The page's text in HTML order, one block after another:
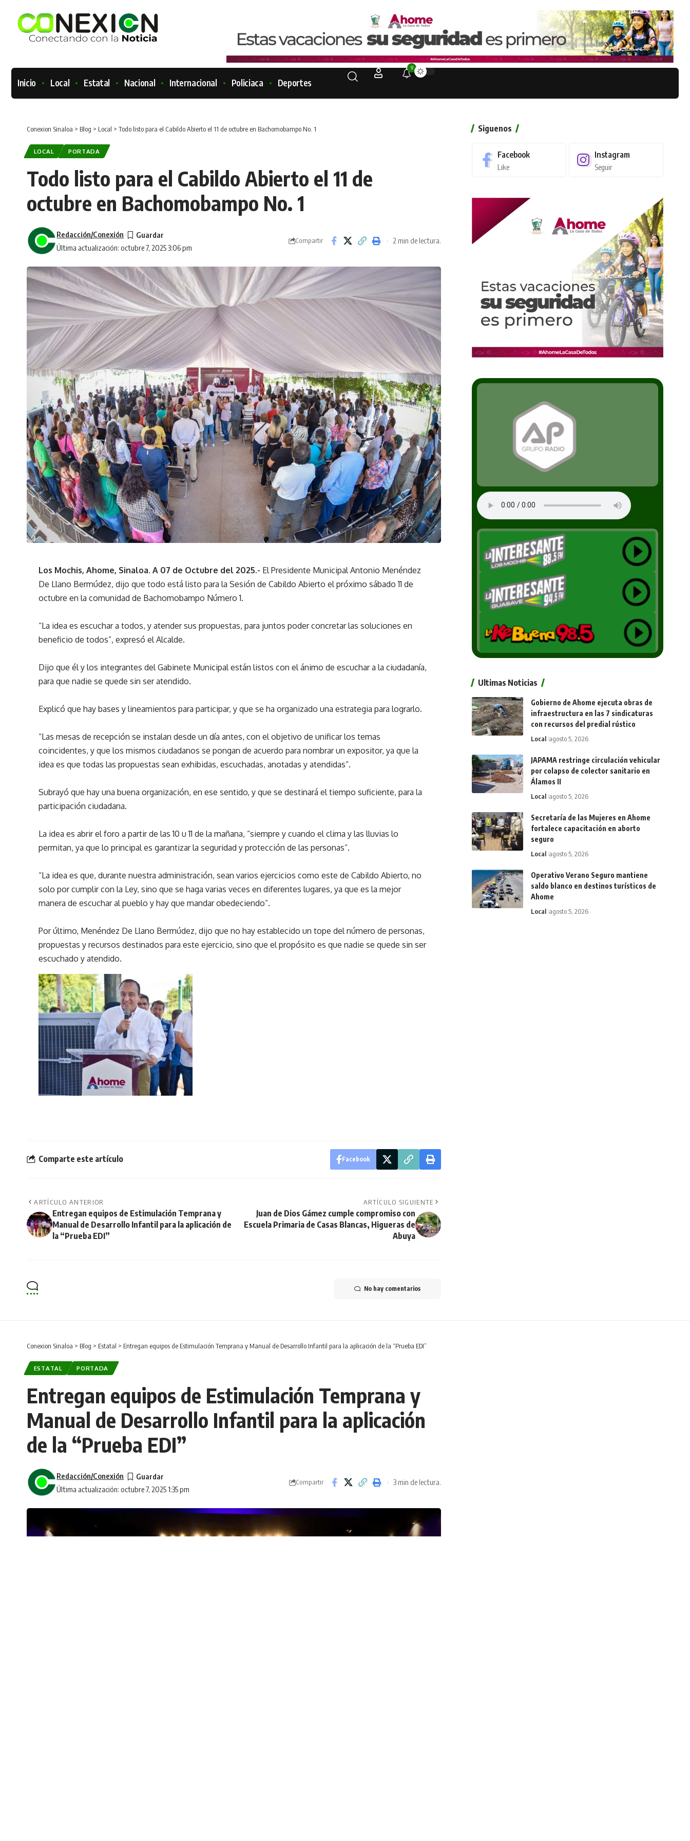
Inicio Local Estatal Nacional Internacional Policiaca Deportes
9
Conexion Sinaloa > Blog > Local > Todo listo para el Cabildo Abierto el 11 de octubre en Bachomobampo No. 1
LOCAL PORTADA
Todo listo para el Cabildo Abierto el 11 de
octubre en Bachomobampo No. 1
Última actualización: octubre 7, 2025 3:06 pm
Redacción/Conexión
Compartir 2 min de lectura.
Los Mochis, Ahome, Sinaloa. A 07 de Octubre del 2025.- El Presidente Municipal Antonio Menéndez
De Llano Bermúdez, dijo que todo está listo para la Sesión de Cabildo Abierto el próximo sábado 11 de
octubre en la comunidad de Bachomobampo Número 1.
“La idea es escuchar a todos, y atender sus propuestas, para juntos poder concretar las soluciones en
beneficio de todos”, expresó el Alcalde.
Dijo que él y los integrantes del Gabinete Municipal están listos con el ánimo de escuchar a la ciudadanía,
para que nadie se quede sin ser atendido.
Explicó que hay bases y lineamientos para participar, y que se ha organizado una estrategia para lograrlo.
“Las mesas de recepción se instalan desde un día antes, con el objetivo de unificar los temas
coincidentes, y que los mismos ciudadanos se pongan de acuerdo para nombrar un expositor, ya que la
idea es que todas las propuestas sean exhibidas, escuchadas, anotadas y atendidas”.
Subrayó que hay una buena organización, en ese sentido, y que se destinará el tiempo suficiente, para la
participación ciudadana.
La idea es abrir el foro a partir de las 10 u 11 de la mañana, “siempre y cuando el clima y las lluvias lo
permitan, ya que lo principal es garantizar la seguridad y protección de las personas”.
“La idea es que, durante nuestra administración, sean varios ejercicios como este de Cabildo Abierto, no
solo por cumplir con la Ley, sino que se haga varias veces en diferentes lugares, ya que es la mejor
manera de escuchar al pueblo y hay que mandar obedeciendo”.
Por último, Menéndez De Llano Bermúdez, dijo que no hay establecido un tope del número de personas,
propuestas y recursos destinados para este ejercicio, sino que el propósito es que nadie se quede sin ser
escuchado y atendido.
Comparte este artículo Facebook
ARTÍCULO ANTERIOR
Entregan equipos de Estimulación Temprana y
Manual de Desarrollo Infantil para la aplicación de
la “Prueba EDI”
ARTÍCULO SIGUIENTE
Juan de Dios Gámez cumple compromiso con
Escuela Primaria de Casas Blancas, Higueras de
Abuya
No hay comentarios
Siguenos
Facebook
Like
Instagram
Seguir
Ultimas Noticias
Gobierno de Ahome ejecuta obras de
infraestructura en las 7 sindicaturas
con recursos del predial rústico
Local agosto 5, 2026
JAPAMA restringe circulación vehicular
por colapso de colector sanitario en
Álamos II
Local agosto 5, 2026
Secretaría de las Mujeres en Ahome
fortalece capacitación en aborto
seguro
Local agosto 5, 2026
Operativo Verano Seguro mantiene
saldo blanco en destinos turísticos de
Ahome
Local agosto 5, 2026
Conexion Sinaloa > Blog > Estatal > Entregan equipos de Estimulación Temprana y Manual de Desarrollo Infantil para la aplicación de la “Prueba EDI”
ESTATAL PORTADA
Entregan equipos de Estimulación Temprana y
Manual de Desarrollo Infantil para la aplicación
de la “Prueba EDI”
Última actualización: octubre 7, 2025 1:35 pm
Redacción/Conexión
Compartir 3 min de lectura.